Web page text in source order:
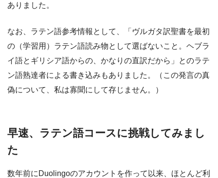
ありました。
なお、ラテン語参考情報として、「ヴルガタ訳聖書を最初
の（学習用）ラテン語読み物として選ばないこと。ヘブラ
イ語とギリシア語からの、かなりの直訳だから」とのラテ
ン語熟達者による書き込みもありました。（この発言の真
偽について、私は寡聞にして存じません。）
早速、ラテン語コースに挑戦してみまし
た
数年前にDuolingoのアカウントを作って以来、ほとんど利